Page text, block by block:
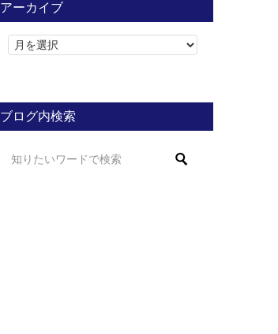
アーカイブ
ブログ内検索